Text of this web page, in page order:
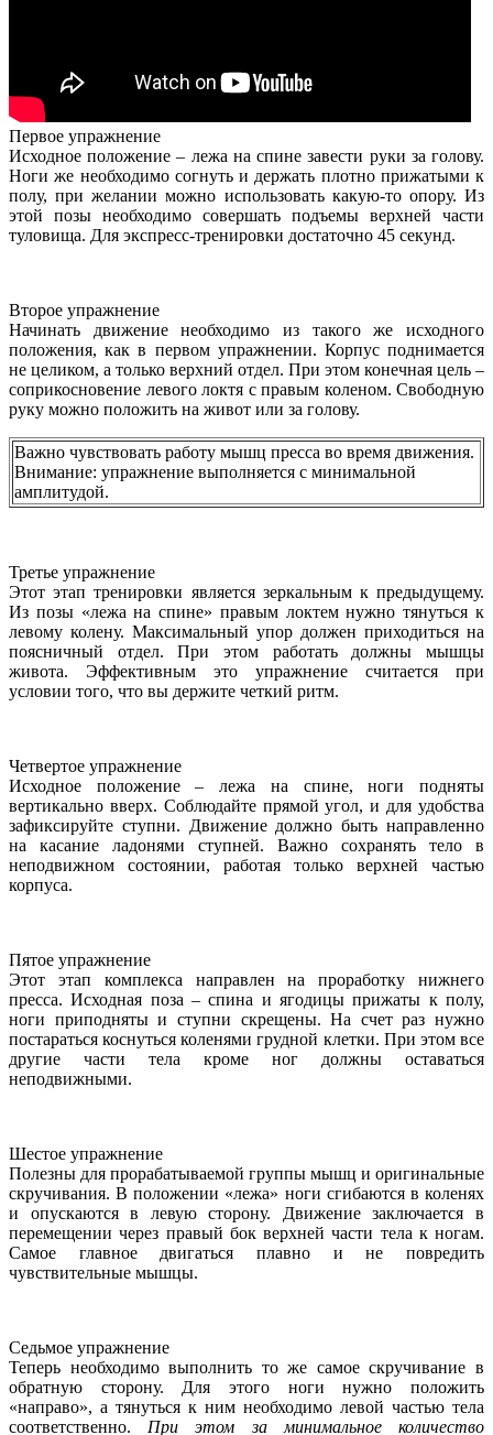
Первое упражнение
Исходное положение – лежа на спине завести руки за голову.
Ноги же необходимо согнуть и держать плотно прижатыми к
полу, при желании можно использовать какую-то опору. Из
этой позы необходимо совершать подъемы верхней части
туловища. Для экспресс-тренировки достаточно 45 секунд.
Второе упражнение
Начинать движение необходимо из такого же исходного
положения, как в первом упражнении. Корпус поднимается
не целиком, а только верхний отдел. При этом конечная цель –
соприкосновение левого локтя с правым коленом. Свободную
руку можно положить на живот или за голову.
Важно чувствовать работу мышц пресса во время движения.
Внимание: упражнение выполняется с минимальной
амплитудой.
Третье упражнение
Этот этап тренировки является зеркальным к предыдущему.
Из позы «лежа на спине» правым локтем нужно тянуться к
левому колену. Максимальный упор должен приходиться на
поясничный отдел. При этом работать должны мышцы
живота. Эффективным это упражнение считается при
условии того, что вы держите четкий ритм.
Четвертое упражнение
Исходное положение – лежа на спине, ноги подняты
вертикально вверх. Соблюдайте прямой угол, и для удобства
зафиксируйте ступни. Движение должно быть направленно
на касание ладонями ступней. Важно сохранять тело в
неподвижном состоянии, работая только верхней частью
корпуса.
Пятое упражнение
Этот этап комплекса направлен на проработку нижнего
пресса. Исходная поза – спина и ягодицы прижаты к полу,
ноги приподняты и ступни скрещены. На счет раз нужно
постараться коснуться коленями грудной клетки. При этом все
другие части тела кроме ног должны оставаться
неподвижными.
Шестое упражнение
Полезны для прорабатываемой группы мышц и оригинальные
скручивания. В положении «лежа» ноги сгибаются в коленях
и опускаются в левую сторону. Движение заключается в
перемещении через правый бок верхней части тела к ногам.
Самое главное двигаться плавно и не повредить
чувствительные мышцы.
Седьмое упражнение
Теперь необходимо выполнить то же самое скручивание в
обратную сторону. Для этого ноги нужно положить
«направо», а тянуться к ним необходимо левой частью тела
соответственно. При этом за минимальное количество